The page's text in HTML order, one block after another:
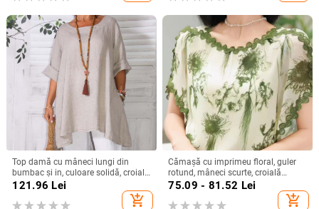
Top damă cu mâneci lungi din
bumbac și in, culoare solidă, croială
lejeră, guler rotund, detalii de
121.96 Lei
add_shopping_cart
Cămașă cu imprimeu floral, guler
rotund, mâneci scurte, croială
relaxată, țesătură spandex (50–
75.09 - 81.52 Lei
add_shopping_cart